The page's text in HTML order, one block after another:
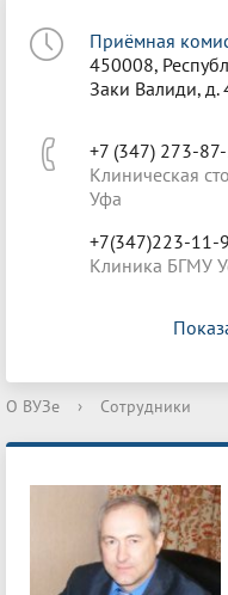
Приёмная
450008,
Заки Валиди, д.
+7 (347) 273-
Клиническая
Уфа
+7(347)223-11-
Клиника БГМУ
О ВУЗе › Сотрудники